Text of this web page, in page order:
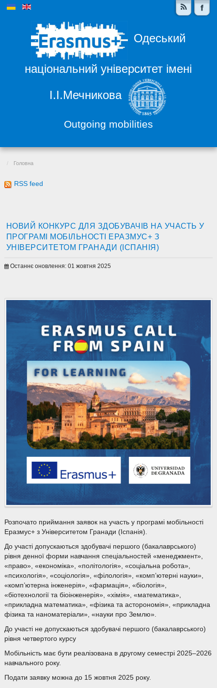
Одеський
національний університет імені
І.І.Мечникова
Outgoing mobilities
Головна
RSS feed
НОВИЙ КОНКУРС ДЛЯ ЗДОБУВАЧІВ НА УЧАСТЬ У
ПРОГРАМІ МОБІЛЬНОСТІ ЕРАЗМУС+ З
УНІВЕРСИТЕТОМ ГРАНАДИ (ІСПАНІЯ)
Останнє оновлення: 01 жовтня 2025
Розпочато приймання заявок на участь у програмі мобільності
Еразмус+ з Університетом Гранади (Іспанія).
До участі допускаються здобувачі першого (бакалаврського)
рівня денної форми навчання спеціальностей «менеджмент»,
«право», «економіка», «політологія», «соціальна робота»,
«психологія», «соціологія», «філологія», «комп’ютерні науки»,
«комп’ютерна інженерія», «фармація», «біологія»,
«біотехнології та біоінженерія», «хімія», «математика»,
«прикладна математика», «фізика та асторономія», «прикладна
фізика та наноматеріали», «науки про Землю».
До участі не допускаються здобувачі першого (бакалаврського)
рівня четвертого курсу
Мобільність має бути реалізована в другому семестрі 2025–2026
навчального року.
Подати заявку можна до 15 жовтня 2025 року.